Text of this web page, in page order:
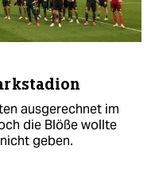
ausgerechnet im
die Blöße wollte
geben.